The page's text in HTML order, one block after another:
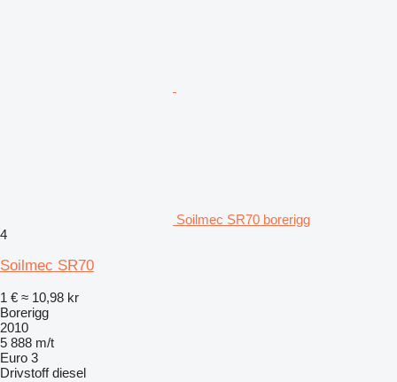
Soilmec SR70 borerigg
4
Soilmec SR70
1 € ≈ 10,98 kr
Borerigg
2010
5 888 m/t
Euro 3
Drivstoff diesel